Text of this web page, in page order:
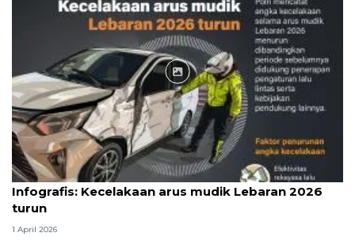
Infografik
Infografis: Kecelakaan arus mudik Lebaran 2026
turun
1 April 2026